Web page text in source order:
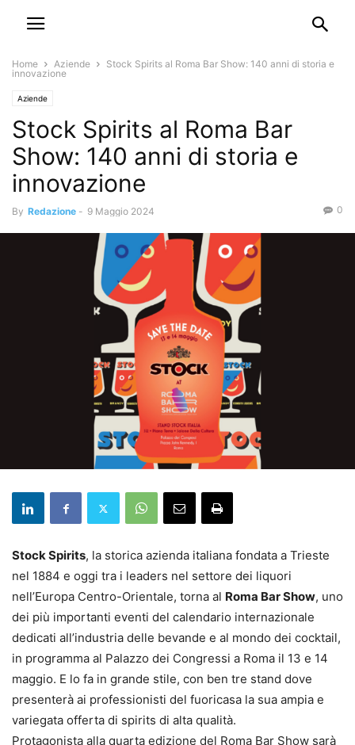
Home Aziende
Stock Spirits al Roma Bar Show: 140 anni di storia e
innovazione
Aziende
Stock Spirits al Roma Bar
Show: 140 anni di storia e
innovazione
By Redazione - 9 Maggio 2024 0
Stock Spirits, la storica azienda italiana fondata a Trieste
nel 1884 e oggi tra i leaders nel settore dei liquori
nell’Europa Centro-Orientale, torna al Roma Bar Show, uno
dei più importanti eventi del calendario internazionale
dedicati all’industria delle bevande e al mondo dei cocktail,
in programma al Palazzo dei Congressi a Roma il 13 e 14
maggio. E lo fa in grande stile, con ben tre stand dove
presenterà ai professionisti del fuoricasa la sua ampia e
variegata offerta di spirits di alta qualità.
Protagonista alla quarta edizione del Roma Bar Show sarà